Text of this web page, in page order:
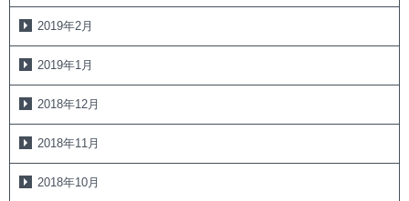
2019年2月
2019年1月
2018年12月
2018年11月
2018年10月